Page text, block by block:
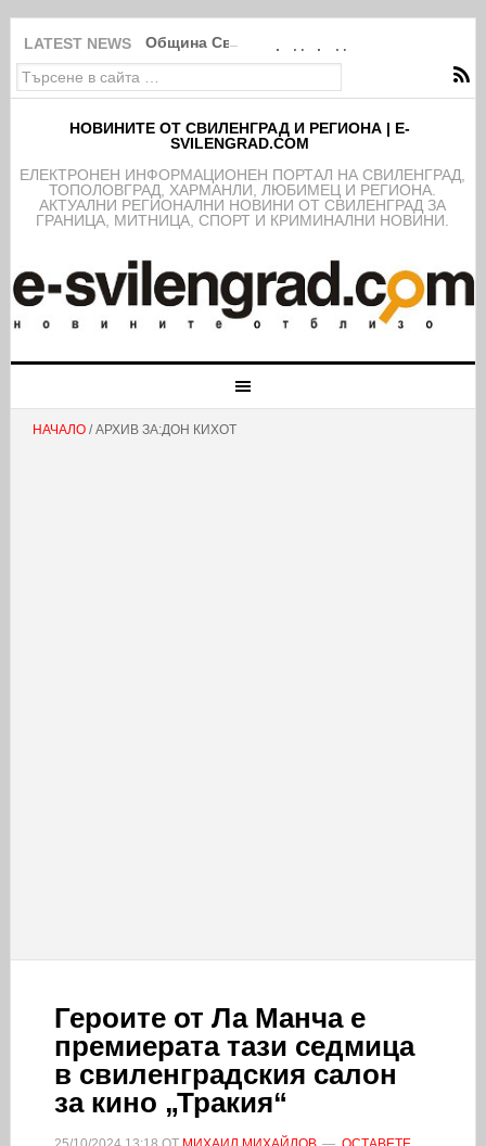
LATEST NEWS Община Свиленград продължава
НОВИНИТЕ ОТ СВИЛЕНГРАД И РЕГИОНА | E-
SVILENGRAD.COM
EЛЕКТРОНЕН ИНФОРМАЦИОНЕН ПОРТАЛ НА СВИЛЕНГРАД,
ТОПОЛОВГРАД, ХАРМАНЛИ, ЛЮБИМЕЦ И РЕГИОНА.
АКТУАЛНИ РЕГИОНАЛНИ НОВИНИ ОТ СВИЛЕНГРАД ЗА
ГРАНИЦА, МИТНИЦА, СПОРТ И КРИМИНАЛНИ НОВИНИ.
НАЧАЛО/ АРХИВ ЗА:ДОН КИХОТ
Героите от Ла Манча е
премиерата тази седмица
в свиленградския салон
за кино „Тракия“